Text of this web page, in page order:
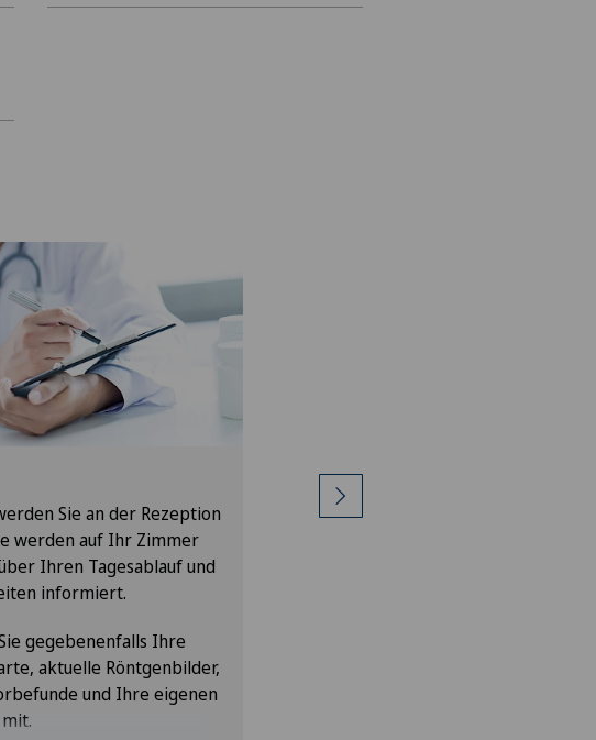
Sie an der Rezeption
werden auf Ihr Zimmer
Ihren Tagesablauf und
informiert.
gegebenenfalls Ihre
aktuelle Röntgenbilder,
und Ihre eigenen
Während des
Klinikaufenthaltes